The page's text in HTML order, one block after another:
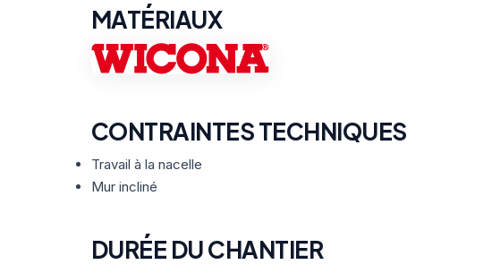
MATÉRIAUX
CONTRAINTES TECHNIQUES
Travail à la nacelle
Mur incliné
DURÉE DU CHANTIER